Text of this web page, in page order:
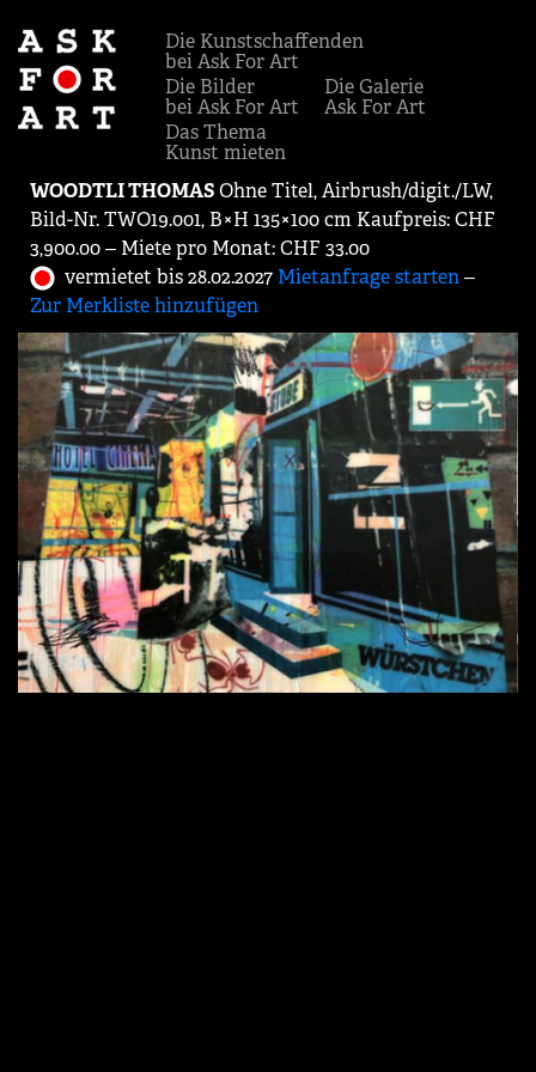
Die Kunstschaffenden
bei Ask For Art
Die Bilder
bei Ask For Art
Die Galerie
Ask For Art
Das Thema
Kunst mieten
WOODTLI THOMASOhne Titel, Airbrush/digit./LW,
Bild-Nr. TWO19.001, B×H 135×100 cm Kaufpreis: CHF
3,900.00 ‒ Miete pro Monat: CHF 33.00
vermietet bis 28.02.2027 Mietanfrage starten‒
Zur Merkliste hinzufügen